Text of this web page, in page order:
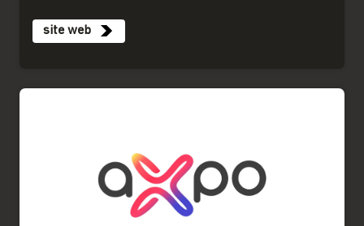
site web